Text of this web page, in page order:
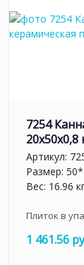
7254
20x50x0,8
Артикул:
Размер:
Вес: 16.96
Плиток в
1 461.56